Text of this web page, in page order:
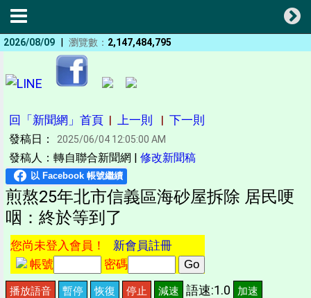
2026/08/09 | 瀏覽數： 2,147,484,795
回「新聞網」首頁 | 上一則 | 下一則
發稿日： 2025/06/04 12:05:00 AM
發稿人：轉自聯合新聞網 | 修改新聞稿
煎熬25年北市信義區海砂屋拆除 居民哽
咽：終於等到了
您尚未登入會員！ 新會員註冊
帳號
密碼
播放語音 暫停 恢復 停止 減速 語速:1.0 加速